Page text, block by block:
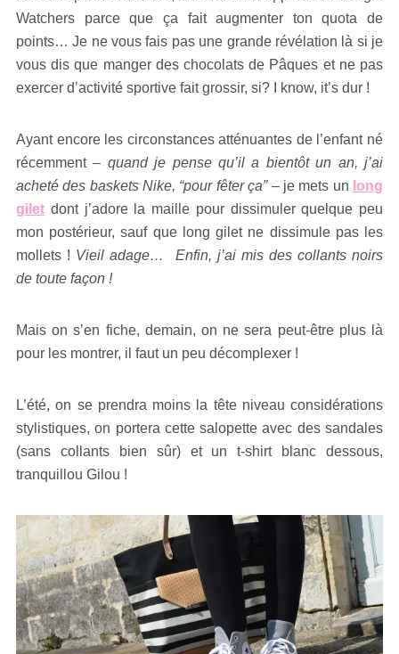
Watchers parce que ça fait augmenter ton quota de
points… Je ne vous fais pas une grande révélation là si je
vous dis que manger des chocolats de Pâques et ne pas
exercer d’activité sportive fait grossir, si? I know, it’s dur !
Ayant encore les circonstances atténuantes de l’enfant né
récemment – quand je pense qu’il a bientôt un an, j’ai
acheté des baskets Nike, “pour fêter ça”– je mets un long
gilet dont j’adore la maille pour dissimuler quelque peu
mon postérieur, sauf que long gilet ne dissimule pas les
mollets ! Vieil adage… Enfin, j’ai mis des collants noirs
de toute façon !
Mais on s’en fiche, demain, on ne sera peut-être plus là
pour les montrer, il faut un peu décomplexer !
L’été, on se prendra moins la tête niveau considérations
stylistiques, on portera cette salopette avec des sandales
(sans collants bien sûr) et un t-shirt blanc dessous,
tranquillou Gilou !